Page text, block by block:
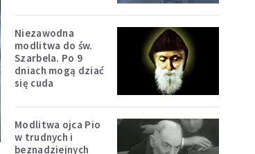
Niezawodna
modlitwa do św.
Szarbela. Po 9
dniach mogą dziać
się cuda
Modlitwa ojca Pio
w trudnych i
beznadziejnych